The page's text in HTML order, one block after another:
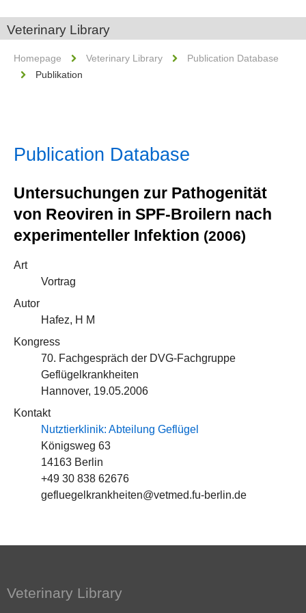
Veterinary Library
Homepage Veterinary Library
Publication Database
Publikation
Publication Database
Untersuchungen zur Pathogenität
von Reoviren in SPF-Broilern nach
experimenteller Infektion (2006)
Art
Vortrag
Autor
Hafez, H M
Kongress
70. Fachgespräch der DVG-Fachgruppe
Geflügelkrankheiten
Hannover, 19.05.2006
Kontakt
Nutztierklinik: Abteilung Geflügel
Königsweg 63
14163 Berlin
+49 30 838 62676
gefluegelkrankheiten@vetmed.fu-berlin.de
Veterinary Library